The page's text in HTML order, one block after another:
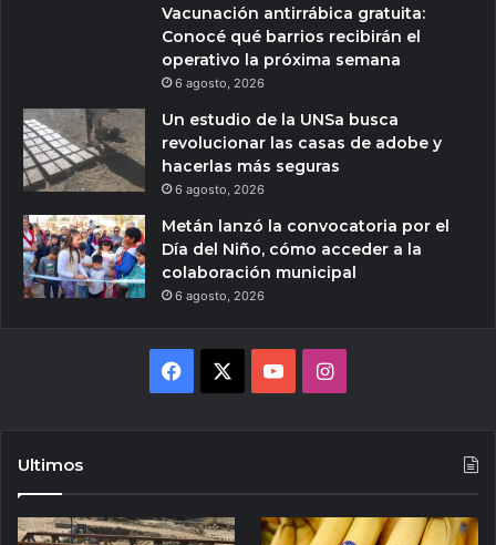
Vacunación antirrábica gratuita:
Conocé qué barrios recibirán el
operativo la próxima semana
6 agosto, 2026
Un estudio de la UNSa busca
revolucionar las casas de adobe y
hacerlas más seguras
6 agosto, 2026
Metán lanzó la convocatoria por el
Día del Niño, cómo acceder a la
colaboración municipal
6 agosto, 2026
Facebook YouTubeInstagram
Ultimos